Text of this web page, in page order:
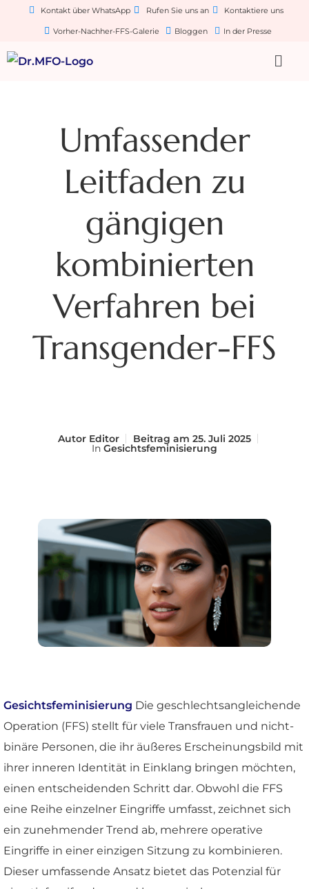
Kontakt über WhatsApp Rufen Sie uns an Kontaktiere uns
Vorher-Nachher-FFS-Galerie Bloggen In der Presse
Umfassender
Leitfaden zu
gängigen
kombinierten
Verfahren bei
Transgender-FFS
Autor Editor Beitrag am 25. Juli 2025
In Gesichtsfeminisierung
Gesichtsfeminisierung Die geschlechtsangleichende
Operation (FFS) stellt für viele Transfrauen und nicht-
binäre Personen, die ihr äußeres Erscheinungsbild mit
ihrer inneren Identität in Einklang bringen möchten,
einen entscheidenden Schritt dar. Obwohl die FFS
eine Reihe einzelner Eingriffe umfasst, zeichnet sich
ein zunehmender Trend ab, mehrere operative
Eingriffe in einer einzigen Sitzung zu kombinieren.
Dieser umfassende Ansatz bietet das Potenzial für